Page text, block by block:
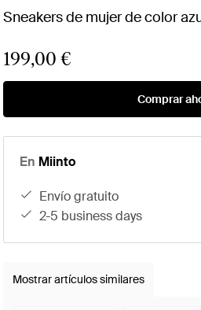
Sneakers de mujer de color
199,00 €
Comprar
En Miinto
envío gratuito
2-5 business days
Mostrar artículos similares